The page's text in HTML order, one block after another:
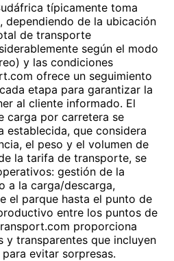
típicamente toma
dependiendo de la ubicación
de transporte
según el modo
y las condiciones
ofrece un seguimiento
etapa para garantizar la
al cliente informado. El
carga por carretera se
establecida, que considera
el peso y el volumen de
la tarifa de transporte, se
gestión de la
a la carga/descarga,
el parque hasta el punto de
entre los puntos de
proporciona
y transparentes que incluyen
evitar sorpresas.